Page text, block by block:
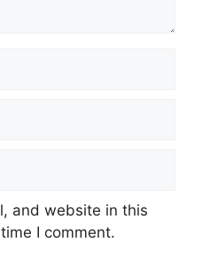
and website in this
I comment.